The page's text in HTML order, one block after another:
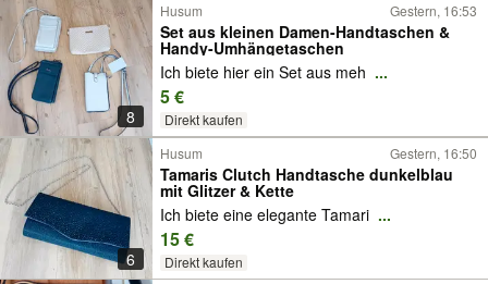
8
Husum Gestern, 16:53
Set aus kleinen Damen-Handtaschen &
Handy-Umhängetaschen
Ich biete hier ein Set aus meh ...
5 €
Direkt kaufen
6
Husum Gestern, 16:50
Tamaris Clutch Handtasche dunkelblau
mit Glitzer & Kette
Ich biete eine elegante Tamari ...
15 €
Direkt kaufen